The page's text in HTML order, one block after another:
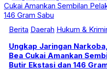
Berita Daerah Hukum &
Ungkap Jaringan
Bea Cukai Amankan
Butir Ekstasi dan 146